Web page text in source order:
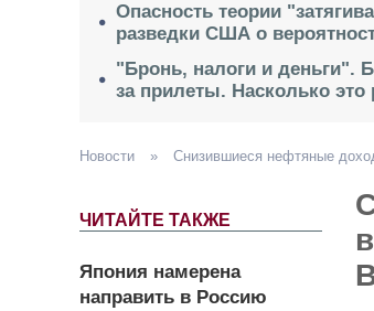
Опасность теории
разведки США о
"Бронь, налоги и деньги".
за прилеты. Насколько это
Новости » Снизившиеся нефтяные
ЧИТАЙТЕ ТАКЖЕ
Япония намерена
направить в Россию